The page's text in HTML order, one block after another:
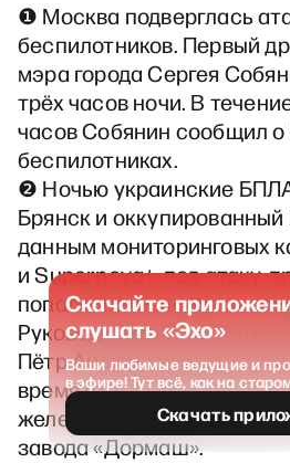
❶ Москва подверглась
беспилотников. Первый
мэра города Сергея
трёх часов ночи. В
часов Собянин сообщил о
беспилотниках.
❷ Ночью украинские
Брянск и
данным мониторинговых
и Supernova+, под атаку,
попала железнодорожная
Руководитель «Центра
Пётр Андрющенко пишет,
время атаки произошли
железнодорожного
завода «Дормаш».
Скачайте
слушать «Эхо»
Ваши любимые ведущие и
в эфире! Тут всё, как на
Скачать